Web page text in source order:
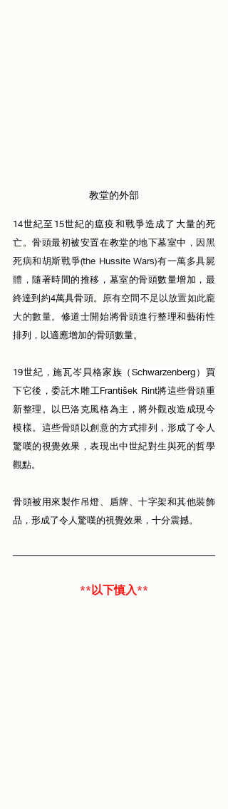
教堂的外部
14世紀至15世紀的瘟疫和戰爭造成了大量的死
亡。骨頭最初被安置在教堂的地下墓室中 ，因黑
死病和胡斯戰爭(the Hussite Wars)有一萬多具屍
體 ，隨著時間的推移，墓室的骨頭數量增加，最
終達到約4萬具骨頭。
原有空間不足以放置如此龐
大的數量。 修道士開始將骨頭進行整理和藝術性
排列，以適應增加的骨頭數量。
19世紀，施瓦岑貝格家族（Schwarzenberg）買
下它後，委託木雕工František Rint將這些骨頭重
新整理。以巴洛克風格為主，將外觀改造成現今
模樣。 這些骨頭以創意的方式排列，形成了令人
驚嘆的視覺效果，表現出中世紀對生與死的哲學
觀點。
骨頭被用來製作吊燈、盾牌、十字架和其他裝飾
品，形成了令人驚嘆的視覺效果，十分震撼。
**以下慎入**